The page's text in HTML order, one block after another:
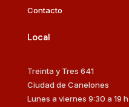
Contacto
Local
Treinta y Tres 641
Ciudad de Canelones
Lunes a viernes 9:30 a 19 h